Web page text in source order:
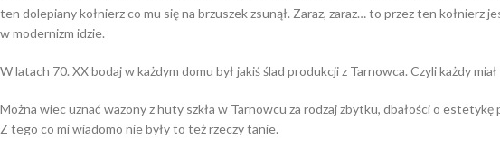
ten dolepiany kołnierz co mu się na brzuszek zsunął. Zaraz, zaraz… to przez ten
w modernizm idzie.
W latach 70. XX bodaj w każdym domu był jakiś ślad produkcji z Tarnowca. Czyli każdy
Można wiec uznać wazony z huty szkła w Tarnowcu za rodzaj zbytku, dbałości o
Z tego co mi wiadomo nie były to też rzeczy tanie.